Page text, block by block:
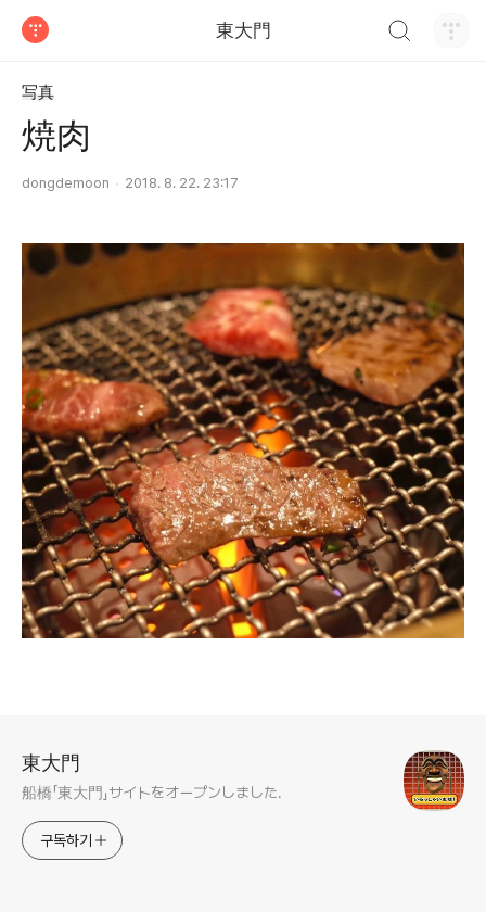
東大門
写真
焼肉
dongdemoon 2018. 8. 22. 23:17
東大門
船橋「東大門」サイトをオープンしました.
구독하기